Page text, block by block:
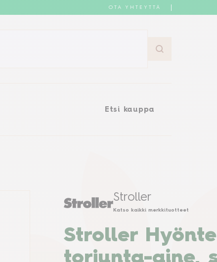
OTA YHTEYTTÄ
Etsi kauppa
Etsi kauppa
Stroller
Katso kaikki merkkituotteet
Stroller
torjunta-aine,